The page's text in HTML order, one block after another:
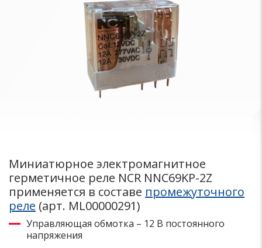
Миниатюрное электромагнитное
герметичное реле NCR NNC69KP-2Z
применяется в составе промежуточного
реле (арт. ML00000291)
Управляющая обмотка – 12 В постоянного
напряжения